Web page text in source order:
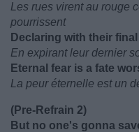
Les rues virent au rouge
pourrissent
Declaring with their
En expirant leur dernier
Eternal fear is a fate
La peur éternelle est un
(Pre-Refrain 2)
But no one's gonna